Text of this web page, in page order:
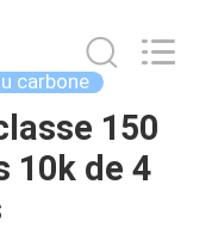
carbone
150
10k de 4